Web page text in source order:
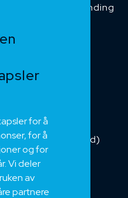
for å
for å
og for
Vi deler
av
partnere
Temperaturbestanding
Heis og kran
Kategorikabel
Installasjonskabel
Kombikabel (Hybrid)
DNV sertifisert
Tilbehør